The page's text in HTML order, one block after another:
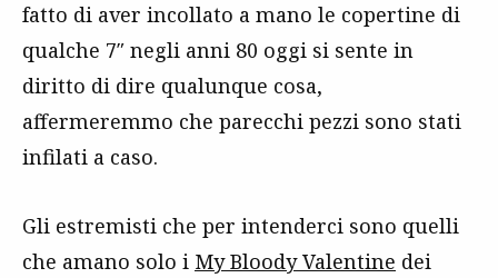
fatto di aver incollato a mano le copertine di
qualche 7″ negli anni 80 oggi si sente in
diritto di dire qualunque cosa,
affermeremmo che parecchi pezzi sono stati
infilati a caso.
Gli estremisti che per intenderci sono quelli
che amano solo i My Bloody Valentine dei